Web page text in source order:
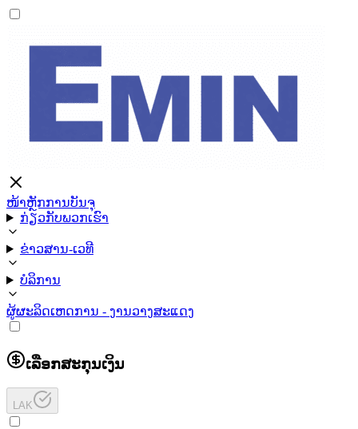
ໜ້າຫຼັກການບັນຈຸ
ກ່ຽວກັບພວກເຮົາ
ຂ່າວສານ-ເວທີ
ບໍລິການ
ຜູ້ຜະລິດເຫດການ - ງານວາງສະແດງ
ເລືອກສະກຸນເງິນ
LAK